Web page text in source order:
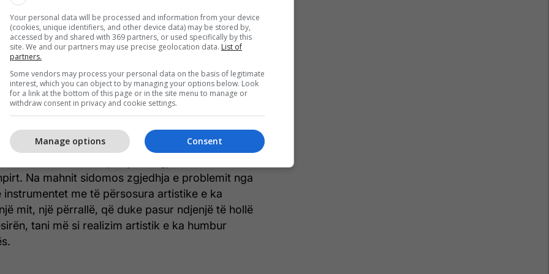
vetëm e vetëm të shpëtojë Tegjeu, sepse si
dashur jetën e tij e jo vdekjen dhe ja se kësaj
jetë” me se shthuret fabula e dramës në fjalë.
se teksti i Frejit është një filozofi e jetës, një
figura e trope të panumërta që e sharmojnë
të rëndomtë e jo më aktorët tanë të cilët
artistikisht fjalën dhe idenë e shkrimtarit.
ka kohë që në skenën tonë nuk kemi pasur rastin
e një këso poezie që vepron përnjëherësh në
mendime duke lënë padyshim gjurmët e veta
Na mahnit sidomos zgjedhja e problemit nga
instrumentet me të përsosura artistike e ka
mit, një përrallë, që duke pasur ndjenjë të hollë
tani më si realizim artistik e ka humbur
Your personal data will be processed and information from your device
(cookies, unique identifiers, and other device data) may be stored by,
accessed by and shared with 369 partners, or used specifically by this
site. We and our partners may use precise geolocation data. List of
partners.
Some vendors may process your personal data on the basis of legitimate
interest, which you can object to by managing your options below. Look
for a link at the bottom of this page or in the site menu to manage or
withdraw consent in privacy and cookie settings.
Consent
Manage options